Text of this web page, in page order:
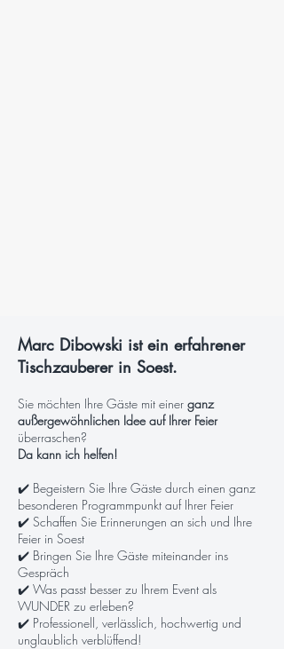
Marc Dibowski ist ein erfahrener
Tischzauberer in Soest.
Sie möchten Ihre Gäste mit einer ganz
außergewöhnlichen Idee auf Ihrer Feier
überraschen?
Da kann ich helfen!
✔️ Begeistern Sie Ihre Gäste durch einen ganz
besonderen Programmpunkt auf Ihrer Feier
✔️ Schaffen Sie Erinnerungen an sich und Ihre
Feier in Soest
✔️ Bringen Sie Ihre Gäste miteinander ins
Gespräch
✔️ Was passt besser zu Ihrem Event als
WUNDER zu erleben?
✔️ Professionell, verlässlich, hochwertig und
unglaublich verblüffend!